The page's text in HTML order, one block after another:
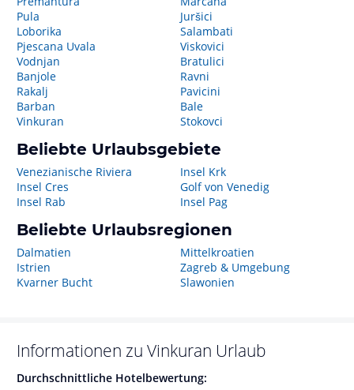
Pula
Loborika
Pjescana Uvala
Vodnjan
Banjole
Rakalj
Barban
Vinkuran
Juršici
Salambati
Viskovici
Bratulici
Ravni
Pavicini
Bale
Stokovci
Beliebte Urlaubsgebiete
Venezianische Riviera
Insel Cres
Insel Rab
Insel Krk
Golf von Venedig
Insel Pag
Beliebte Urlaubsregionen
Dalmatien
Istrien
Kvarner Bucht
Mittelkroatien
Zagreb & Umgebung
Slawonien
Informationen zu Vinkuran Urlaub
Durchschnittliche Hotelbewertung: